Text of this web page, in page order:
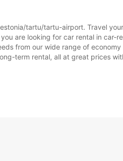
旅程
tartu/tartu-airport. Travel
are looking for car rental in car-
from our wide range of economy
term rental, all at great prices